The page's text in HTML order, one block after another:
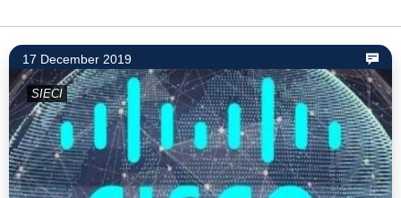
17 December 2019
SIECI